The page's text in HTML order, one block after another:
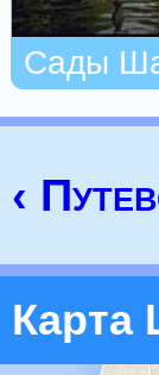
Сады
‹
Карта